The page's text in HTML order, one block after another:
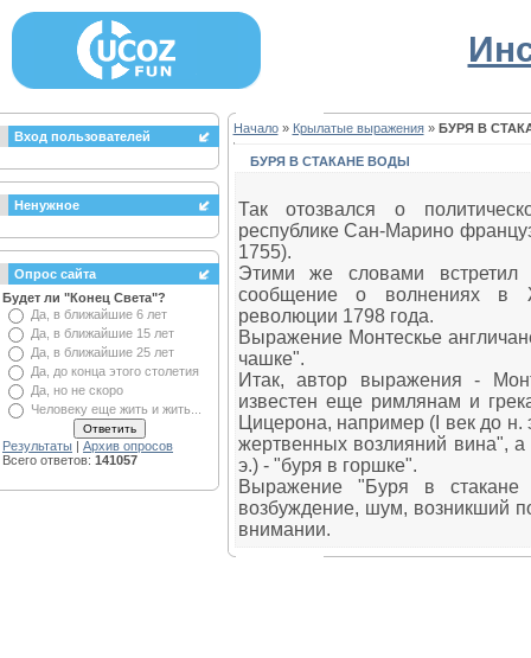
Вход пользователей
Ненужное
Опрос сайта
Будет ли "Конец Света"?
Да, в ближайшие 6 лет
Да, в ближайшие 15 лет
Да, в ближайшие 25 лет
Да, до конца этого столетия
Да, но не скоро
Человеку еще жить и жить...
Результаты | Архив опросов
Всего ответов: 141057
Начало» Крылатые выражения» БУРЯ В
БУРЯ В СТАКАНЕ ВОДЫ
Так отозвался о
республике Сан-Марино
1755).
Этими же словами
сообщение о волнениях в
революции 1798 года.
Выражение Монтескье
чашке".
Итак, автор выражения -
известен еще римлянам и
Цицерона, например (I век до
жертвенных возлияний вина", а
э.) - "буря в горшке".
Выражение "Буря в стакане
возбуждение, шум, возникший
внимании.